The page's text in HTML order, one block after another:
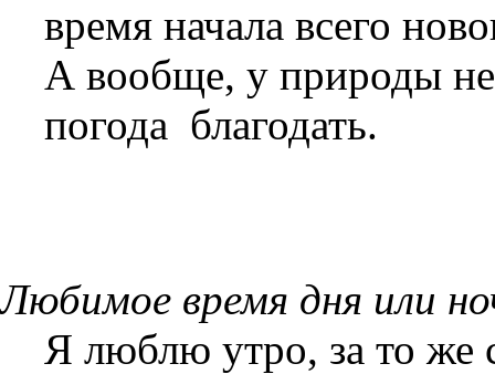
время начала всего
А вообще, у природы
погода благодать.
Любимое время дня или
Я люблю утро, за то же